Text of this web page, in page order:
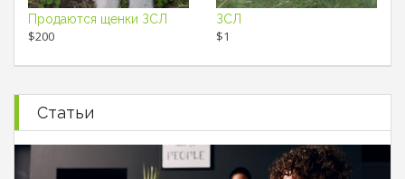
Продаются щенки ЗСЛ
$200
ЗСЛ
$1
Статьи